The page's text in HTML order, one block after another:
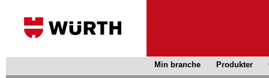
Min branche Produkter